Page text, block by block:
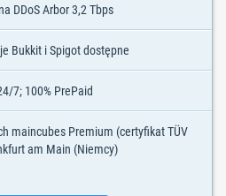
DDoS Arbor 3,2 Tbps
Bukkit i Spigot dostępne
7; 100% PrePaid
maincubes Premium (certyfikat TÜV
am Main (Niemcy)